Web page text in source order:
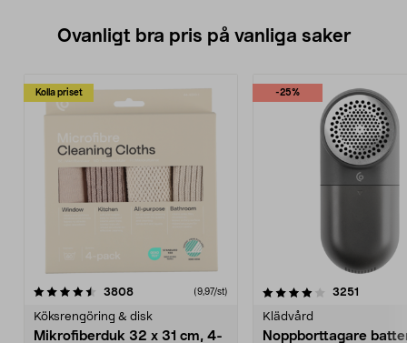
Ovanligt bra pris på vanliga saker
Kolla priset
3808recensioner (9,97/st)
Köksrengöring & disk
Mikrofiberduk 32 x 31 cm, 4-
-25%
4.0av 5 stjärnor 3251
Klädvård
Noppborttagare
4.5av 5 stjärnor